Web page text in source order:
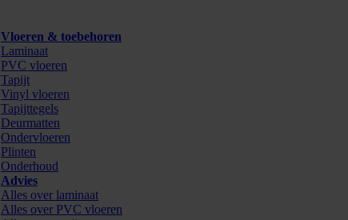
Vloeren & toebehoren
Laminaat
PVC vloeren
Tapijt
Vinyl vloeren
Tapijttegels
Deurmatten
Ondervloeren
Plinten
Onderhoud
Advies
Alles over laminaat
Alles over PVC vloeren